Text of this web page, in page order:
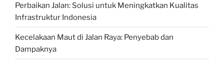
Perbaikan Jalan: Solusi untuk Meningkatkan Kualitas
Infrastruktur Indonesia
Kecelakaan Maut di Jalan Raya: Penyebab dan
Dampaknya